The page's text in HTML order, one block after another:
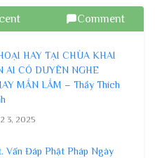
Comment
HAY TẠI CHÙA KHAI
AI CÓ DUYÊN NGHE
MẮN LẮM – Thầy Thích
3, 2025
Vấn Đáp Phật Pháp Ngày